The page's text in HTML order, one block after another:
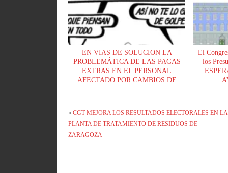
EN VIAS DE SOLUCION LA
PROBLEMÁTICA DE LAS PAGAS
EXTRAS EN EL PERSONAL
AFECTADO POR CAMBIOS DE
El
los
«CGT MEJORA LOS RESULTADOS ELECTORALES EN LA
PLANTA DE TRATAMIENTO DE RESIDUOS DE
ZARAGOZA